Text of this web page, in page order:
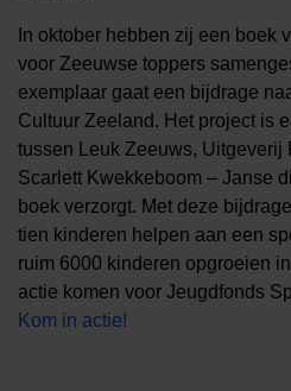
In oktober hebben zij een boek
voor Zeeuwse toppers
exemplaar gaat een bijdrage
Cultuur Zeeland. Het project is
tussen Leuk Zeeuws, Uitgeverij
Scarlett Kwekkeboom – Janse
boek verzorgt. Met deze
tien kinderen helpen aan een
ruim 6000 kinderen opgroeien
actie komen voor Jeugdfonds
Kom in actie!